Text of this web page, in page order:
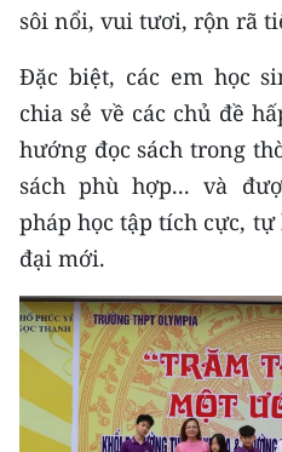
sôi nổi, vui tươi, rộn rã
Đặc biệt, các em học
chia sẻ về các chủ đề
hướng đọc sách trong
sách phù hợp... và
pháp học tập tích cực,
đại mới.